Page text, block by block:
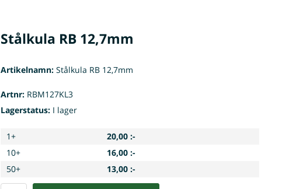
Stålkula RB 12,7mm
Artikelnamn:Stålkula RB 12,7mm
Artnr:RBM127KL3
Lagerstatus:I lager
1+
20,00 :-
10+
16,00 :-
50+
13,00 :-